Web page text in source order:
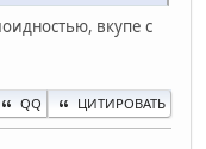
вкупе с
QQ ЦИТИРОВАТЬ